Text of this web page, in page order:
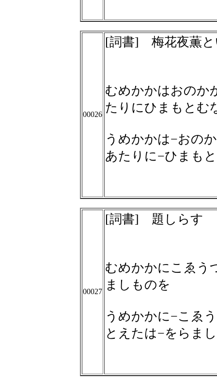
00026
[詞書] 梅花夜薫と
むめかかはおのか
たりにひまもとむ
うめかかは−おの
あたりに−ひまも
00027
[詞書] 題しらす
むめかかにこゑう
ましものを
うめかかに−こゑ
とえたは−をらま